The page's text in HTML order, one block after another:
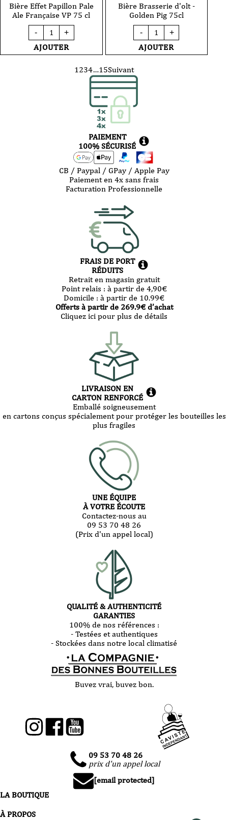
Bière Effet Papillon Pale
Ale Française VP 75 cl
-
quantité
de
Bière
Effet
+
AJOUTER
Bière Brasserie d'olt -
Golden Pig 75cl
-
quantité
de
Bière
Brasserie
+
AJOUTER
1234…15Suivant
PAIEMENT
100% SÉCURISÉ
CB / Paypal / GPay / Apple Pay
Paiement en 4x sans frais
Facturation Professionnelle
FRAIS DE PORT
RÉDUITS
Retrait en magasin gratuit
Point relais : à partir de 4,90€
Domicile : à partir de 10.99€
Offerts à partir de 269.9€ d’achat
Cliquez ici pour plus de détails
LIVRAISON EN
CARTON RENFORCÉ
Emballé soigneusement
en cartons conçus spécialement pour protéger les bouteilles les
plus fragiles
UNE ÉQUIPE
À VOTRE ÉCOUTE
Contactez-nous au
09 53 70 48 26
(Prix d'un appel local)
QUALITÉ & AUTHENTICITÉ
GARANTIES
100% de nos références :
- Testées et authentiques
- Stockées dans notre local climatisé
Buvez vrai, buvez bon.
09 53 70 48 26
prix d'un appel local
[email protected]
LA BOUTIQUE
À PROPOS